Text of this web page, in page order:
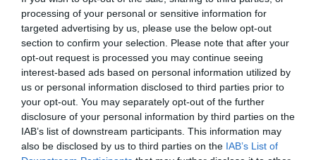
processing of your personal or sensitive information for
targeted advertising by us, please use the below opt-out
section to confirm your selection. Please note that after your
opt-out request is processed you may continue seeing
interest-based ads based on personal information utilized by
us or personal information disclosed to third parties prior to
your opt-out. You may separately opt-out of the further
disclosure of your personal information by third parties on the
IAB’s list of downstream participants. This information may
also be disclosed by us to third parties on the IAB’s List of